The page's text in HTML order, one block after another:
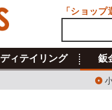
ディテイリング 鈑
「ショッ